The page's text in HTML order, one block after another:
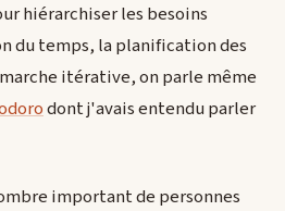
hiérarchiser les besoins
du temps, la planification des
itérative, on parle même
dont j'avais entendu parler
important de personnes